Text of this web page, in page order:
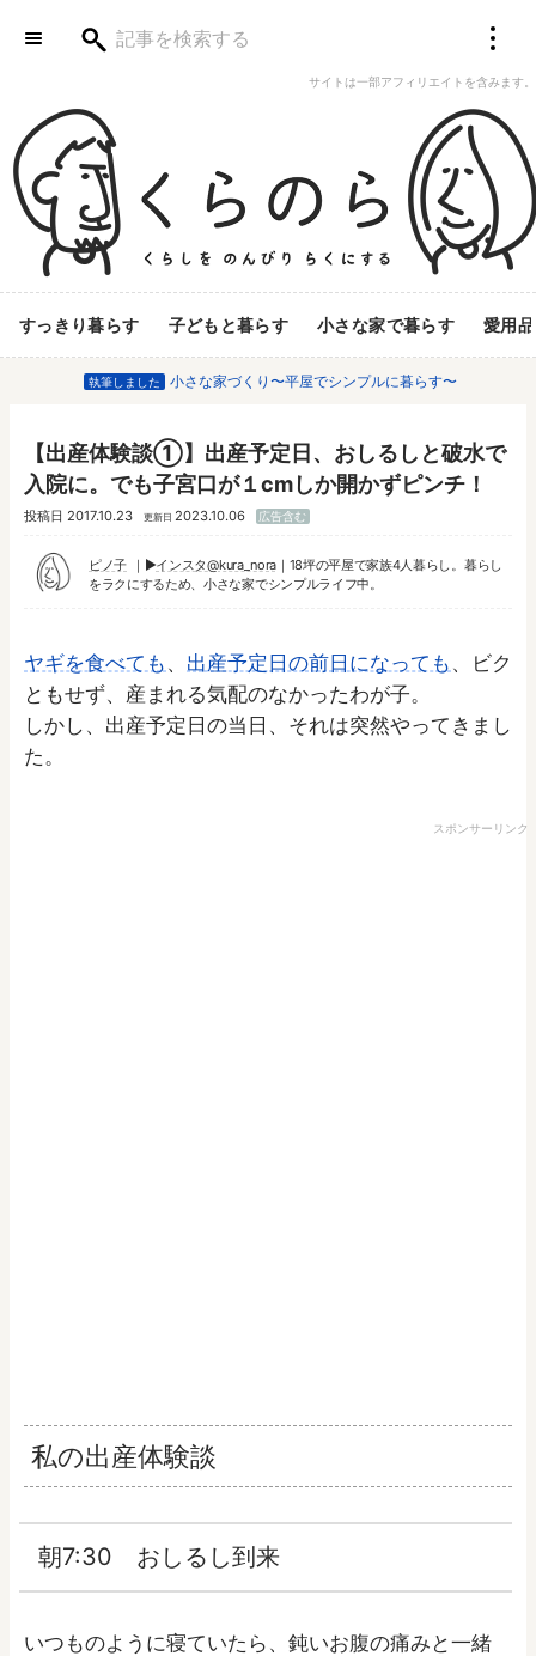
サイトは一部アフィリエイトを含みます。
すっきり暮らす 子どもと暮らす 小さな家で暮らす 愛用品
執筆しました 小さな家づくり〜平屋でシンプルに暮らす〜
【出産体験談①】出産予定日、おしるしと破水で
入院に。でも子宮口が１cmしか開かずピンチ！
投稿日 2017.10.23 更新日 2023.10.06 広告含む
ピノ子 ▶︎インスタ@kura_nora｜18坪の平屋で家族4人暮らし。暮らし
をラクにするため、小さな家でシンプルライフ中。
ヤギを食べても 、 出産予定日の前日になっても 、ビク
ともせず、産まれる気配のなかったわが子。
しかし、出産予定日の当日、それは突然やってきまし
た。
スポンサーリンク
私の出産体験談
朝7:30 おしるし到来
いつものように寝ていたら、鈍いお腹の痛みと一緒